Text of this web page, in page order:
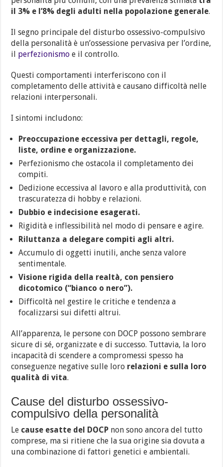
il 3% e l’8% degli adulti nella popolazione generale.
Il segno principale del disturbo ossessivo-compulsivo
della personalità è un’ossessione pervasiva per l’ordine,
il perfezionismo e il controllo.
Questi comportamenti interferiscono con il
completamento delle attività e causano difficoltà nelle
relazioni interpersonali.
I sintomi includono:
Preoccupazione eccessiva per dettagli, regole,
liste, ordine e organizzazione.
Perfezionismo che ostacola il completamento dei
compiti.
Dedizione eccessiva al lavoro e alla produttività, con
trascuratezza di hobby e relazioni.
Dubbio e indecisione esagerati.
Rigidità e inflessibilità nel modo di pensare e agire.
Riluttanza a delegare compiti agli altri.
Accumulo di oggetti inutili, anche senza valore
sentimentale.
Visione rigida della realtà, con pensiero
dicotomico (“bianco o nero”).
Difficoltà nel gestire le critiche e tendenza a
focalizzarsi sui difetti altrui.
All’apparenza, le persone con DOCP possono sembrare
sicure di sé, organizzate e di successo. Tuttavia, la loro
incapacità di scendere a compromessi spesso ha
conseguenze negative sulle loro relazioni e sulla loro
qualità di vita.
Cause del disturbo ossessivo-
compulsivo della personalità
Le cause esatte del DOCP non sono ancora del tutto
comprese, ma si ritiene che la sua origine sia dovuta a
una combinazione di fattori genetici e ambientali.